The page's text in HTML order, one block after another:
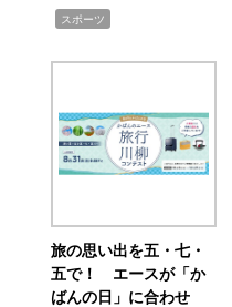
スポーツ
旅の思い出を五・七・
五で！ エースが「か
ばんの日」に合わせ